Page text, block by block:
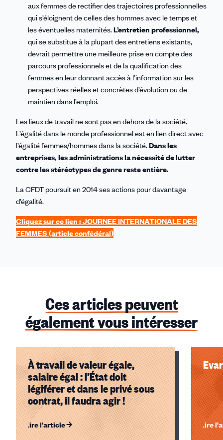
aux femmes de rectifier des trajectoires professionnelles
qui s’éloignent de celles des hommes avec le temps et
les éventuelles maternités.L’entretien professionnel,
qui se substitue à la plupart des entretiens existants,
devrait permettre une meilleure prise en compte des
parcours professionnels et de la qualification des
femmes en leur donnant accès à l’information sur les
perspectives réelles et concrètes d’évolution ou de
maintien dans l’emploi.
Les lieux de travail ne sont pas en dehors de la société.
L’égalité dans le monde professionnel est en lien direct avec
l’égalité femmes/hommes dans la société.Dans les
entreprises, les administrations la nécessité de lutter
contre les stéréotypes de genre reste entière.
La CFDT poursuit en 2014 ses actions pour davantage
d’égalité.
Cliquez sur ce lien : JOURNEE INTERNATIONALE DES
FEMMES (article confédéral)
Ces articles peuvent
également vous intéresser
À travail de valeur égale,
salaire égal : l’État doit
légiférer et dans le privé sous
contrat, il faudra agir !
Lire l'article Lire